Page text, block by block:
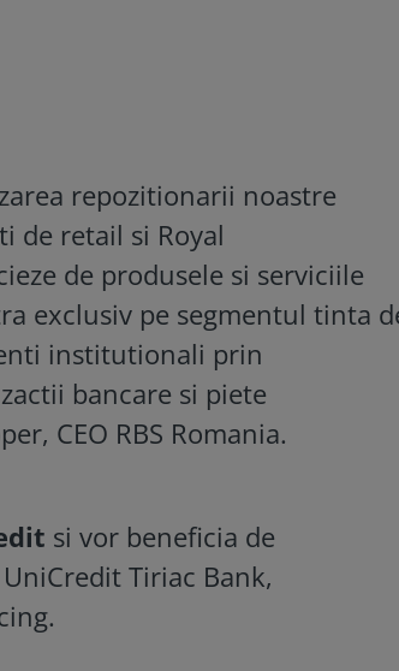
repozitionarii noastre
de retail si Royal
de produsele si serviciile
exclusiv pe segmentul tinta
institutionali prin
bancare si piete
CEO RBS Romania.
si vor beneficia de
Tiriac Bank,